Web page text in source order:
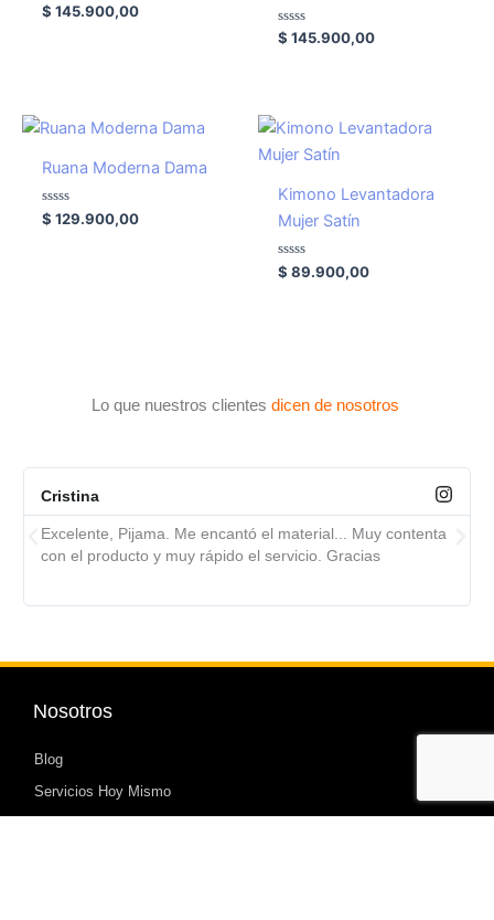
Valorado
con
$ 145.900,00
Valorado
con
$ 145.900,00
Ruana Moderna Dama
Valorado
con
$ 129.900,00
Kimono Levantadora
Mujer Satín
Valorado
con
$ 89.900,00
Lo que nuestros clientes dicen de nosotros
Cristina
Excelente, Pijama. Me encantó el material... Muy contenta
con el producto y muy rápido el servicio. Gracias
Nosotros
Blog
Servicios Hoy Mismo